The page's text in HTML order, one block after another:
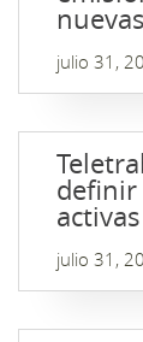
julio 31,
definir
julio 31,